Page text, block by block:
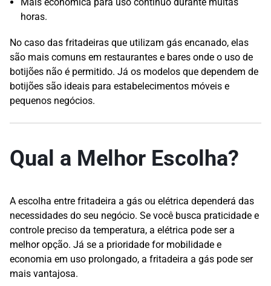
horas.
No caso das fritadeiras que utilizam gás encanado, elas
são mais comuns em restaurantes e bares onde o uso de
botijões não é permitido. Já os modelos que dependem de
botijões são ideais para estabelecimentos móveis e
pequenos negócios.
Qual a Melhor Escolha?
A escolha entre fritadeira a gás ou elétrica dependerá das
necessidades do seu negócio. Se você busca praticidade e
controle preciso da temperatura, a elétrica pode ser a
melhor opção. Já se a prioridade for mobilidade e
economia em uso prolongado, a fritadeira a gás pode ser
mais vantajosa.